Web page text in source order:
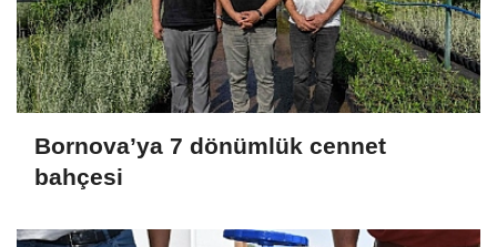
Bornova’ya 7 dönümlük cennet
bahçesi